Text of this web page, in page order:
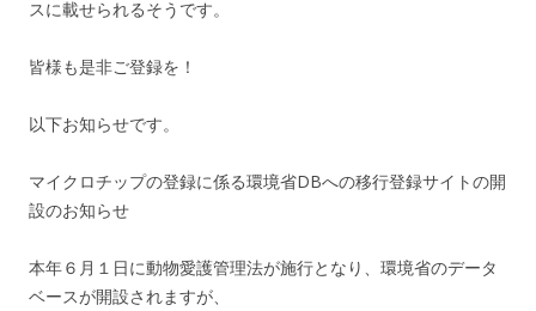
スに載せられるそうです。
皆様も是非ご登録を！
以下お知らせです。
マイクロチップの登録に係る環境省DBへの移行登録サイトの開
設のお知らせ
本年６月１日に動物愛護管理法が施行となり、環境省のデータ
ベースが開設されますが、